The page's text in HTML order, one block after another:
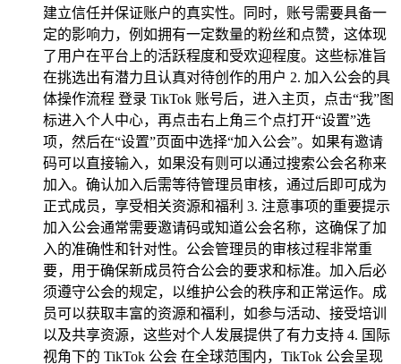
建立信任并保证账户的真实性。同时，账号需要具备一
定的影响力，例如拥有一定数量的粉丝和点赞，这体现
了用户在平台上的活跃程度和受欢迎程度。这些标准旨
在挑选出有潜力且认真对待创作的用户 2. 加入公会的具
体操作流程 登录 TikTok 账号后，进入主页，点击“我”图
标进入个人中心，再点击右上角三个点打开“设置”选
项，然后在“设置”页面中选择“加入公会”。如果有邀请
码可以直接输入，如果没有则可以通过搜索公会名称来
加入。确认加入后需等待管理员审核，通过后即可成为
正式成员，享受相关资源和福利 3. 注意事项的重要提示
加入公会通常需要邀请码或知道公会名称，这确保了加
入的准确性和针对性。公会管理员的审核过程非常重
要，用于确保新成员符合公会的要求和标准。加入后必
须遵守公会的规定，以维护公会的秩序和正常运作。成
员可以获取丰富的资源和福利，如参与活动、接受培训
以及共享资源，这些对个人发展提供了有力支持 4. 国际
视角下的 TikTok 公会 在全球范围内，TikTok 公会呈现